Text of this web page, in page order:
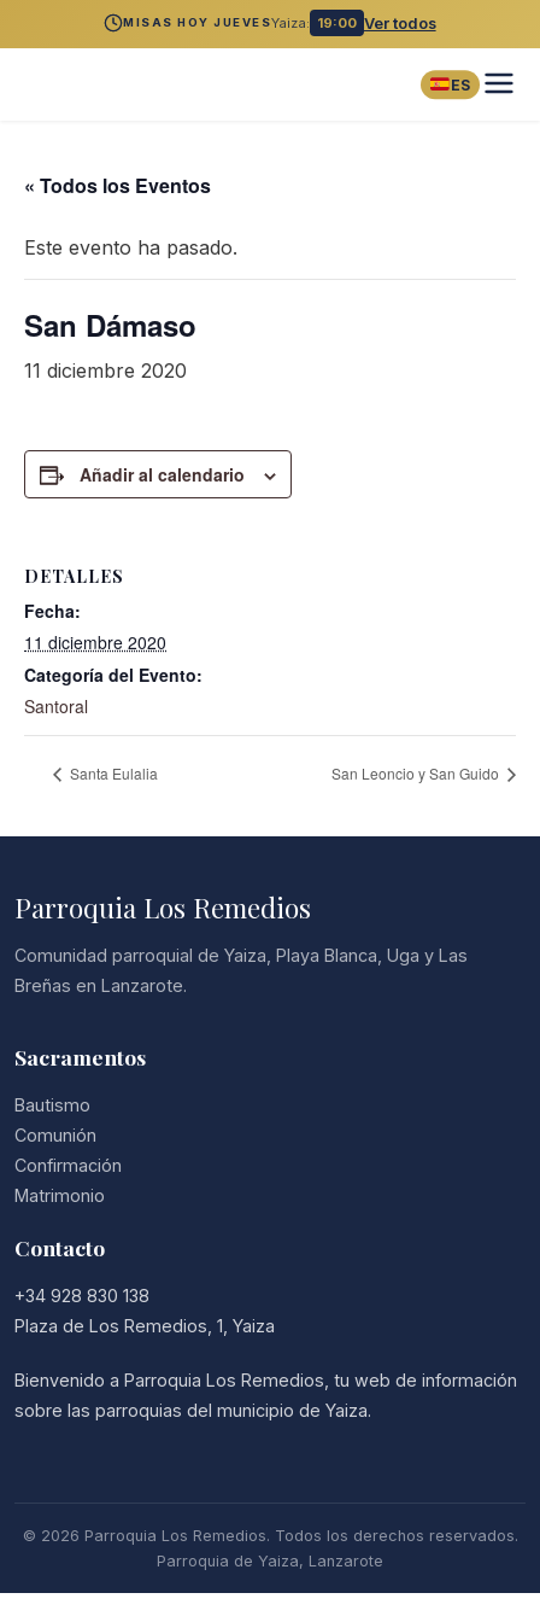
MISAS HOY JUEVESYaiza: 19:00 Ver todos
ES
« Todos los Eventos
Este evento ha pasado.
San Dámaso
11 diciembre 2020
Añadir al calendario
DETALLES
Fecha:
11 diciembre 2020
Categoría del Evento:
Santoral
Santa Eulalia San Leoncio y San Guido
Parroquia Los Remedios
Comunidad parroquial de Yaiza, Playa Blanca, Uga y Las
Breñas en Lanzarote.
Sacramentos
Bautismo
Comunión
Confirmación
Matrimonio
Contacto
+34 928 830 138
Plaza de Los Remedios, 1, Yaiza
Bienvenido a Parroquia Los Remedios, tu web de información
sobre las parroquias del municipio de Yaiza.
© 2026 Parroquia Los Remedios. Todos los derechos reservados.
Parroquia de Yaiza, Lanzarote